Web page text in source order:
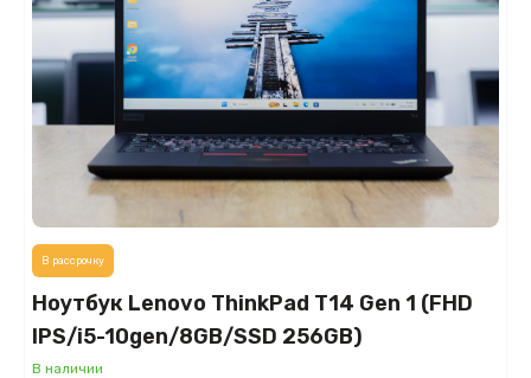
Ноутбук Lenovo ThinkPad T14 Gen 1 (FHD
IPS/i5-10gen/8GB/SSD 256GB)
В наличии
В рассрочку